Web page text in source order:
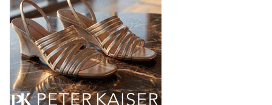
Но в модели Miu Miu Bubble присутствует еще и…
05.08.2026 3016